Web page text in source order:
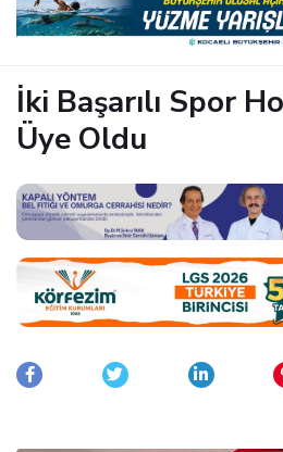
İki Başarılı Spor
Üye Oldu